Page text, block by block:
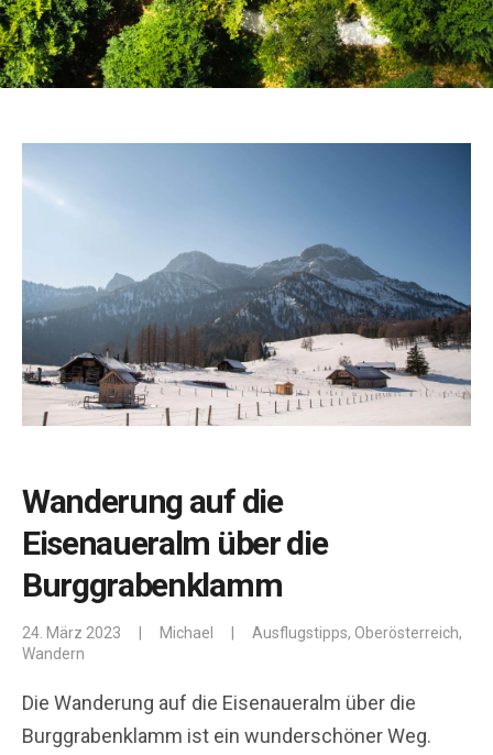
Wanderung auf die
Eisenaueralm über die
Burggrabenklamm
24. März 2023 Michael Ausflugstipps, Oberösterreich,
Wandern
Die Wanderung auf die Eisenaueralm über die
Burggrabenklamm ist ein wunderschöner Weg.